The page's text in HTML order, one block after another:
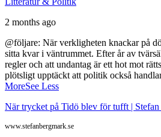
2 months ago
@följare: När verkligheten knackar på
sitta kvar i väntrummet. Efter år av
regler och att undantag är ett hot mot
plötsligt upptäckt att politik också
MoreSee Less
När trycket på Tidö blev för tufft |
www.stefanbergmark.se